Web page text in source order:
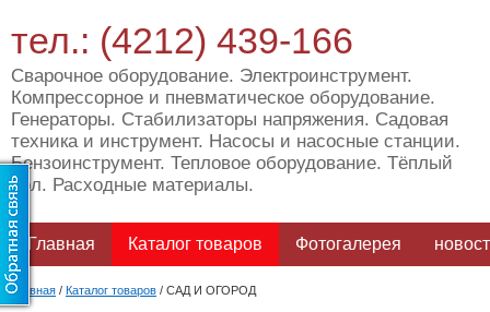
тел.: (4212) 439-166
Сварочное оборудование. Электроинструмент.
Компрессорное и пневматическое оборудование.
Генераторы. Стабилизаторы напряжения. Садовая
техника и инструмент. Насосы и насосные станции.
Бензоинструмент. Тепловое оборудование. Тёплый
пол. Расходные материалы.
Главная Каталог товаров Фотогалерея
Главная / Каталог товаров / САД И ОГОРОД